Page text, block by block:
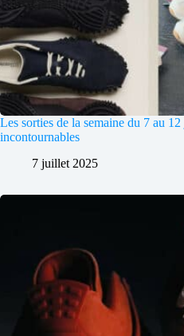
Les sorties de la semaine du 7 au
incontournables
7 juillet 2025